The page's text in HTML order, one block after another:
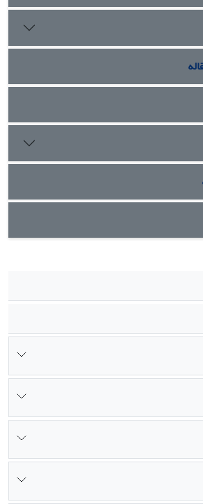
تغییراتی شده و دیدگاه افراد جامعه از
زن‏سالار تغییر یافته است. در‌واقع،
همان‌گونه که انتظار می‏رفت، می‏توان دهۀ 1360 را مصداق بارز
از کاربردهای این زباهنگ، با عنوان
و مشخص شدند.